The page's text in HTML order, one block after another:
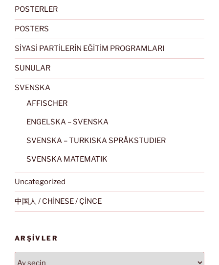
POSTERLER
POSTERS
SİYASİ PARTİLERİN EĞİTİM PROGRAMLARI
SUNULAR
SVENSKA
AFFISCHER
ENGELSKA – SVENSKA
SVENSKA – TURKISKA SPRÅKSTUDIER
SVENSKA MATEMATIK
Uncategorized
中国人 / CHİNESE / ÇİNCE
ARŞIVLER